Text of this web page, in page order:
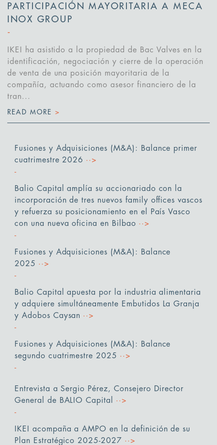
PARTICIPACIÓN MAYORITARIA A MECA
INOX GROUP
IKEI ha asistido a la propiedad de Bac Valves en la
identificación, negociación y cierre de la operación
de venta de una posición mayoritaria de la
compañía, actuando como asesor financiero de la
tran...
READ MORE >
Fusiones y Adquisiciones (M&A): Balance primer
cuatrimestre 2026 ··>
Balio Capital amplía su accionariado con la
incorporación de tres nuevos family offices vascos
y refuerza su posicionamiento en el País Vasco
con una nueva oficina en Bilbao ··>
Fusiones y Adquisiciones (M&A): Balance
2025 ··>
Balio Capital apuesta por la industria alimentaria
y adquiere simultáneamente Embutidos La Granja
y Adobos Caysan ··>
Fusiones y Adquisiciones (M&A): Balance
segundo cuatrimestre 2025 ··>
Entrevista a Sergio Pérez, Consejero Director
General de BALIO Capital
··>
IKEI acompaña a AMPO en la definición de su
Plan Estratégico 2025-2027 ··>